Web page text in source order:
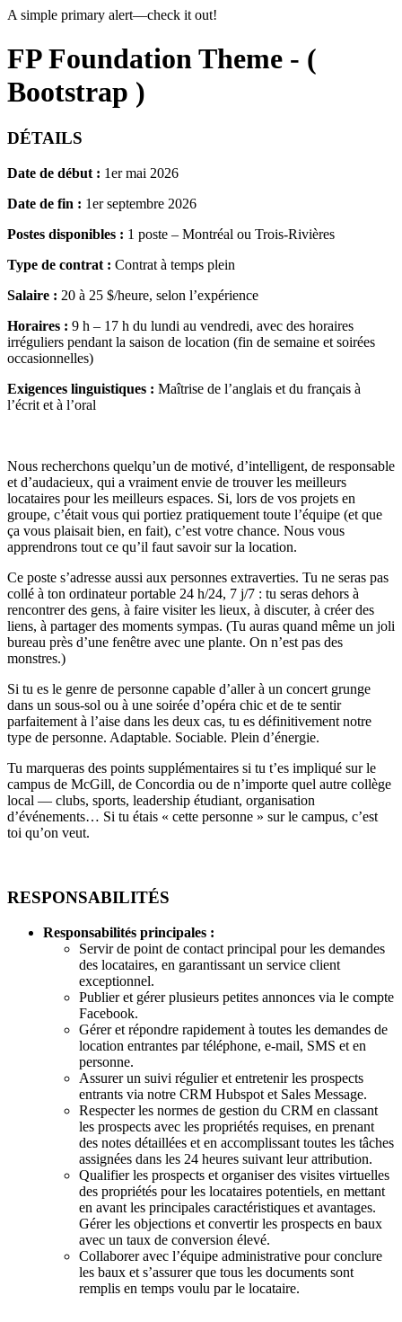
A simple primary alert—check it out!
FP Foundation Theme - (
Bootstrap )
DÉTAILS
Date de début : 1er mai 2026
Date de fin : 1er septembre 2026
Postes disponibles : 1 poste – Montréal ou Trois-Rivières
Type de contrat : Contrat à temps plein
Salaire : 20 à 25 $/heure, selon l’expérience
Horaires : 9 h – 17 h du lundi au vendredi, avec des horaires
irréguliers pendant la saison de location (fin de semaine et soirées
occasionnelles)
Exigences linguistiques : Maîtrise de l’anglais et du français à
l’écrit et à l’oral
Nous recherchons quelqu’un de motivé, d’intelligent, de responsable
et d’audacieux, qui a vraiment envie de trouver les meilleurs
locataires pour les meilleurs espaces. Si, lors de vos projets en
groupe, c’était vous qui portiez pratiquement toute l’équipe (et que
ça vous plaisait bien, en fait), c’est votre chance. Nous vous
apprendrons tout ce qu’il faut savoir sur la location.
Ce poste s’adresse aussi aux personnes extraverties. Tu ne seras pas
collé à ton ordinateur portable 24 h/24, 7 j/7 : tu seras dehors à
rencontrer des gens, à faire visiter les lieux, à discuter, à créer des
liens, à partager des moments sympas. (Tu auras quand même un joli
bureau près d’une fenêtre avec une plante. On n’est pas des
monstres.)
Si tu es le genre de personne capable d’aller à un concert grunge
dans un sous-sol ou à une soirée d’opéra chic et de te sentir
parfaitement à l’aise dans les deux cas, tu es définitivement notre
type de personne. Adaptable. Sociable. Plein d’énergie.
Tu marqueras des points supplémentaires si tu t’es impliqué sur le
campus de McGill, de Concordia ou de n’importe quel autre collège
local — clubs, sports, leadership étudiant, organisation
d’événements… Si tu étais « cette personne » sur le campus, c’est
toi qu’on veut.
RESPONSABILITÉS
Responsabilités principales :
Servir de point de contact principal pour les demandes
des locataires, en garantissant un service client
exceptionnel.
Publier et gérer plusieurs petites annonces via le compte
Facebook.
Gérer et répondre rapidement à toutes les demandes de
location entrantes par téléphone, e-mail, SMS et en
personne.
Assurer un suivi régulier et entretenir les prospects
entrants via notre CRM Hubspot et Sales Message.
Respecter les normes de gestion du CRM en classant
les prospects avec les propriétés requises, en prenant
des notes détaillées et en accomplissant toutes les tâches
assignées dans les 24 heures suivant leur attribution.
Qualifier les prospects et organiser des visites virtuelles
des propriétés pour les locataires potentiels, en mettant
en avant les principales caractéristiques et avantages.
Gérer les objections et convertir les prospects en baux
avec un taux de conversion élevé.
Collaborer avec l’équipe administrative pour conclure
les baux et s’assurer que tous les documents sont
remplis en temps voulu par le locataire.